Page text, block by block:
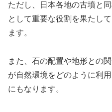
ただし、日本各地の古墳と
として重要な役割を果たし
ます。
また、石の配置や地形との
が自然環境をどのように利
にもなります。